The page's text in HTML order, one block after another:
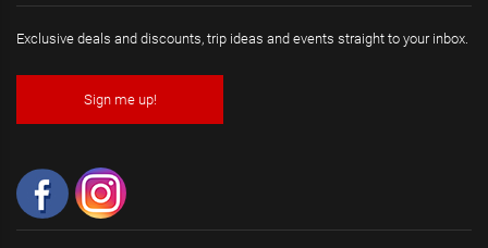
Exclusive deals and discounts, trip ideas and events straight to your inbox.
Sign me up!